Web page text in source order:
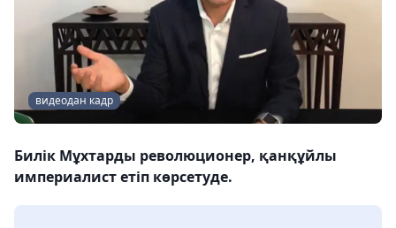
видеодан кадр
Билік Мұхтарды революционер, қанқұйлы
империалист етіп көрсетуде.